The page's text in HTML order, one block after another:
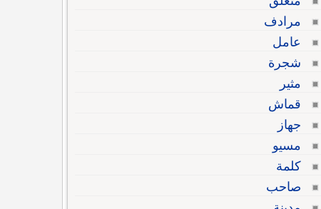
مرادف
عامل
شجرة
مثير
قماش
جهاز
مسيو
كلمة
صاحب